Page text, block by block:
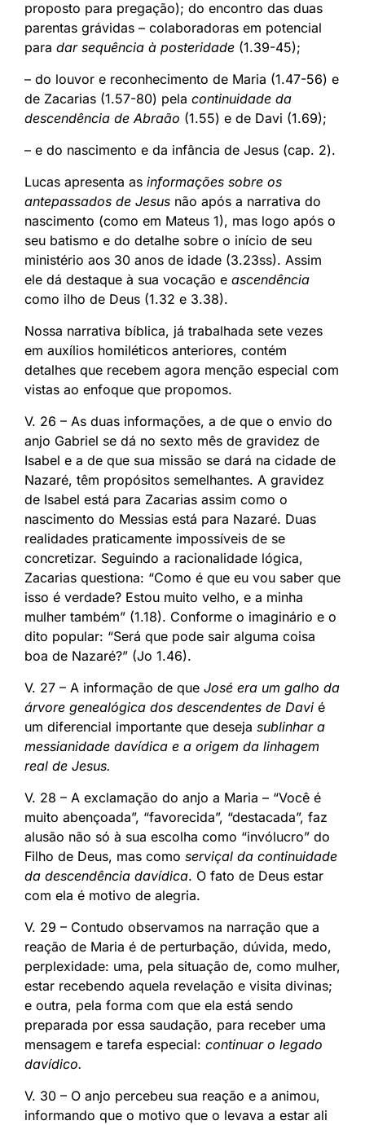
proposto para pregação); do encontro das duas
parentas grávidas – colaboradoras em potencial
para dar sequência à posteridade (1.39-45);
– do louvor e reconhecimento de Maria (1.47-56) e
de Zacarias (1.57-80) pela continuidade da
descendência de Abraão (1.55) e de Davi (1.69);
– e do nascimento e da infância de Jesus (cap. 2).
Lucas apresenta as informações sobre os
antepassados de Jesus não após a narrativa do
nascimento (como em Mateus 1), mas logo após o
seu batismo e do detalhe sobre o início de seu
ministério aos 30 anos de idade (3.23ss). Assim
ele dá destaque à sua vocação e ascendência
como ilho de Deus (1.32 e 3.38).
Nossa narrativa bíblica, já trabalhada sete vezes
em auxílios homiléticos anteriores, contém
detalhes que recebem agora menção especial com
vistas ao enfoque que propomos.
V. 26 – As duas informações, a de que o envio do
anjo Gabriel se dá no sexto mês de gravidez de
Isabel e a de que sua missão se dará na cidade de
Nazaré, têm propósitos semelhantes. A gravidez
de Isabel está para Zacarias assim como o
nascimento do Messias está para Nazaré. Duas
realidades praticamente impossíveis de se
concretizar. Seguindo a racionalidade lógica,
Zacarias questiona: “Como é que eu vou saber que
isso é verdade? Estou muito velho, e a minha
mulher também” (1.18). Conforme o imaginário e o
dito popular: “Será que pode sair alguma coisa
boa de Nazaré?” (Jo 1.46).
V. 27 – A informação de que José era um galho da
árvore genealógica dos descendentes de Davi é
um diferencial importante que deseja sublinhar a
messianidade davídica e a origem da linhagem
real de Jesus.
V. 28 – A exclamação do anjo a Maria – “Você é
muito abençoada”, “favorecida”, “destacada”, faz
alusão não só à sua escolha como “invólucro” do
Filho de Deus, mas como serviçal da continuidade
da descendência davídica. O fato de Deus estar
com ela é motivo de alegria.
V. 29 – Contudo observamos na narração que a
reação de Maria é de perturbação, dúvida, medo,
perplexidade: uma, pela situação de, como mulher,
estar recebendo aquela revelação e visita divinas;
e outra, pela forma com que ela está sendo
preparada por essa saudação, para receber uma
mensagem e tarefa especial: continuar o legado
davídico.
V. 30 – O anjo percebeu sua reação e a animou,
informando que o motivo que o levava a estar ali